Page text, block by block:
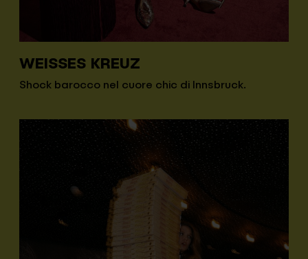
WEISSES KREUZ
Shock barocco nel cuore chic di Innsbruck.